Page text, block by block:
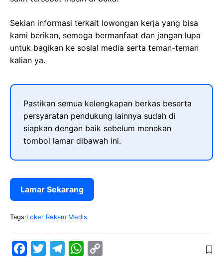
Sekian informasi terkait lowongan kerja yang bisa
kami berikan, semoga bermanfaat dan jangan lupa
untuk bagikan ke sosial media serta teman-teman
kalian ya.
Pastikan semua kelengkapan berkas beserta
persyaratan pendukung lainnya sudah di
siapkan dengan baik sebelum menekan
tombol lamar dibawah ini.
Lamar Sekarang
Tags:Loker Rekam Medis
W